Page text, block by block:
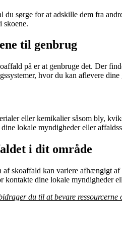
sørge for at adskille dem fra
skoene.
til genbrug
på er at genbruge det. Der
hvor du kan aflevere
eller kemikalier såsom bly,
lokale myndigheder eller
i dit område
skoaffald kan variere afhængigt
kontakte dine lokale myndigheder
du til at bevare